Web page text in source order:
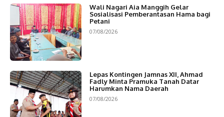
Wali Nagari Aia Manggih Gelar
Sosialisasi Pemberantasan Hama bagi
Petani
07/08/2026
Lepas Kontingen Jamnas XII, Ahmad
Fadly Minta Pramuka Tanah Datar
Harumkan Nama Daerah
07/08/2026